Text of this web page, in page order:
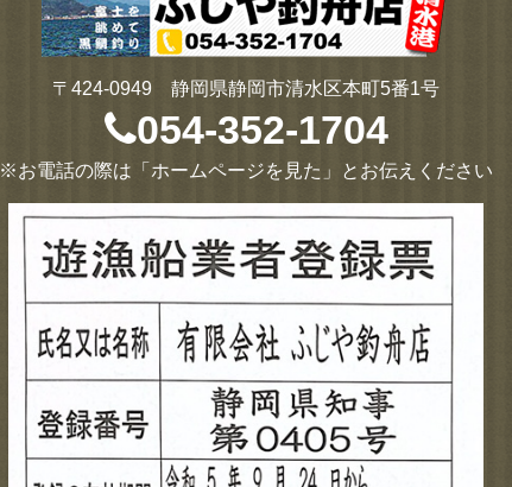
〒424-0949 静岡県静岡市清水区本町5番1号
054-352-1704
※お電話の際は「ホームページを見た」とお伝えください